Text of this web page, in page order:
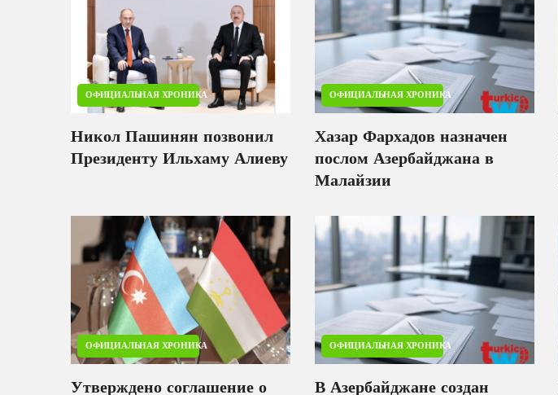
ОФИЦИАЛЬНАЯ ХРОНИКА
Никол Пашинян позвонил
Президенту Ильхаму Алиеву
ОФИЦИАЛЬНАЯ ХРОНИКА
Хазар Фархадов назначен
послом Азербайджана в
Малайзии
ОФИЦИАЛЬНАЯ ХРОНИКА
Утверждено соглашение о
ОФИЦИАЛЬНАЯ ХРОНИКА
В Азербайджане создан